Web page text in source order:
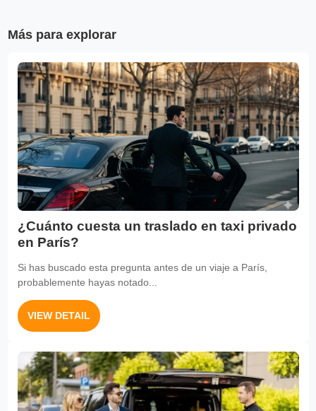
Más para explorar
¿Cuánto cuesta un traslado en taxi privado
en París?
Si has buscado esta pregunta antes de un viaje a París,
probablemente hayas notado...
VIEW DETAIL